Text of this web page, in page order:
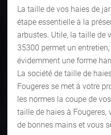
La taille de vos haies de
étape essentielle à la
arbustes. Utile, la taille de
35300 permet un
évidemment une forme
La société de taille de
Fougeres se met à votre
les normes la coupe de
taille de haies à Fougeres,
de bonnes mains et vous